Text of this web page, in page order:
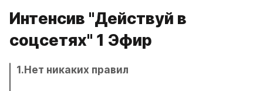
Интенсив "Действуй в
соцсетях" 1 Эфир
1.Нет никаких правил